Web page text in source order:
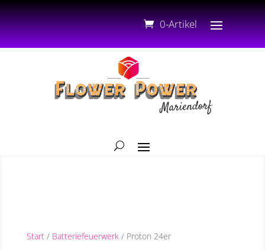
0-Artikel
Start/ Batteriefeuerwerk/ Proton 24er